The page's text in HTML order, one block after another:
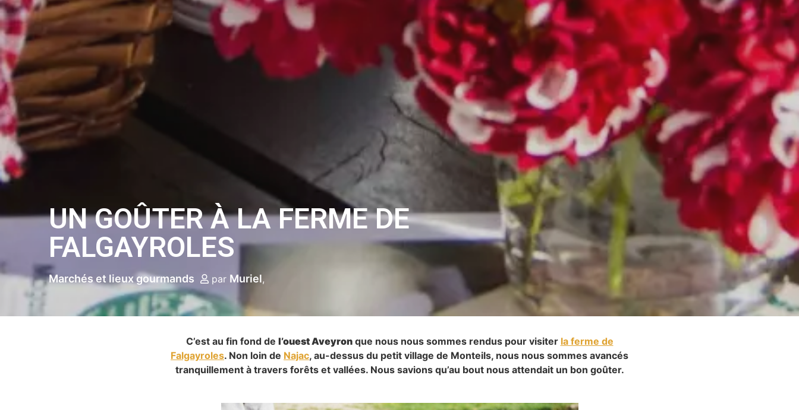
UN GOÛTER À LA FERME DE
FALGAYROLES
Marchés et lieux gourmands par Muriel
C’est au fin fond de l’ouest Aveyronque nous nous sommes rendus pour visiter la ferme de
Falgayroles. Non loin de Najac, au-dessus du petit village de Monteils, nous nous sommes avancés
tranquillement à travers forêts et vallées. Nous savions qu’au bout nous attendait un bon goûter.